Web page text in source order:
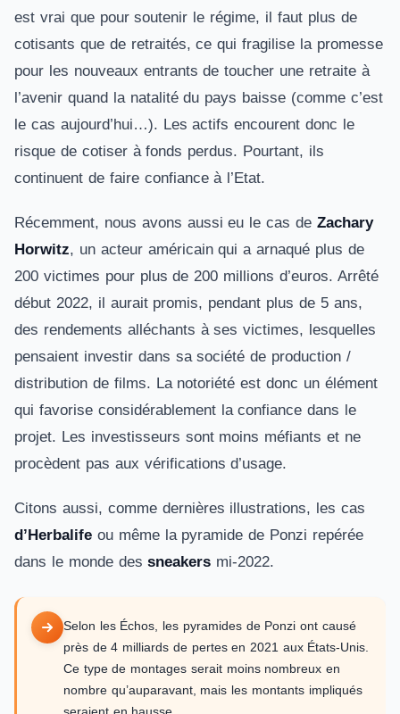
est vrai que pour soutenir le régime, il faut plus de
cotisants que de retraités, ce qui fragilise la promesse
pour les nouveaux entrants de toucher une retraite à
l’avenir quand la natalité du pays baisse (comme c’est
le cas aujourd’hui…). Les actifs encourent donc le
risque de cotiser à fonds perdus. Pourtant, ils
continuent de faire confiance à l’Etat.
Récemment, nous avons aussi eu le cas de Zachary
Horwitz, un acteur américain qui a arnaqué plus de
200 victimes pour plus de 200 millions d’euros. Arrêté
début 2022, il aurait promis, pendant plus de 5 ans,
des rendements alléchants à ses victimes, lesquelles
pensaient investir dans sa société de production /
distribution de films. La notoriété est donc un élément
qui favorise considérablement la confiance dans le
projet. Les investisseurs sont moins méfiants et ne
procèdent pas aux vérifications d’usage.
Citons aussi, comme dernières illustrations, les cas
d’Herbalife ou même la pyramide de Ponzi repérée
dans le monde dessneakers mi-2022.
Selon les Échos, les pyramides de Ponzi ont causé
près de 4 milliards de pertes en 2021 aux États-Unis.
Ce type de montages serait moins nombreux en
nombre qu’auparavant, mais les montants impliqués